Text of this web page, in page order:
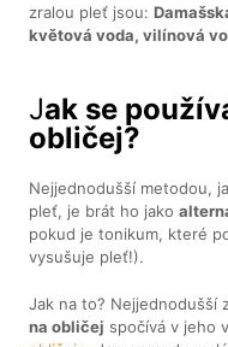
zralou pleť jsou:
květová voda, vilínová
Jak se
obličej?
Nejjednodušší metodou,
pleť, je brát ho jako
pokud je tonikum, které
vysušuje pleť!).
Jak na to? Nejjednodušší
na obličej spočívá v jeho